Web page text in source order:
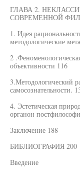
ГЛАВА 2.
СОВРЕМЕННОЙ
1. Идея
методологические
2
объективности 116
3.Методологический
самосознательности.
4. Эстетическая
органон
Заключение 188
БИБЛИОГРАФИЯ 200
Введение